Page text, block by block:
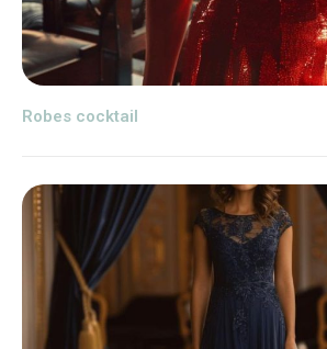
Robes cocktail